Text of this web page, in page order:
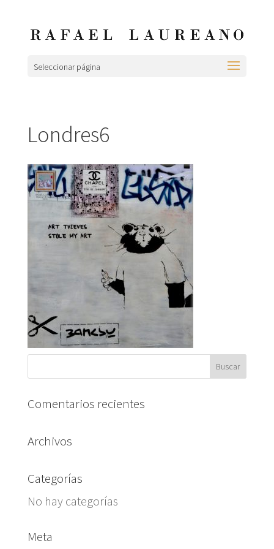
Seleccionar página
Londres6
Comentarios recientes
Archivos
Categorías
No hay categorías
Meta